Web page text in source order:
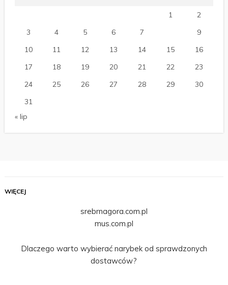
1
2
3
4 5 6 7
9
10
11 12 13 14 15
16
17
18 19 20 21 22
23
24
25 26 27 28 29
30
31
« lip
WIĘCEJ
srebrnagora.com.pl
mus.com.pl
Dlaczego warto wybierać narybek od sprawdzonych
dostawców?